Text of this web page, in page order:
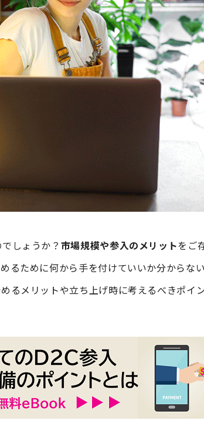
しょうか？ 市場規模や参入のメリットをご
るために何から手を付けていいか分からな
るメリットや立ち上げ時に考えるべきポイ